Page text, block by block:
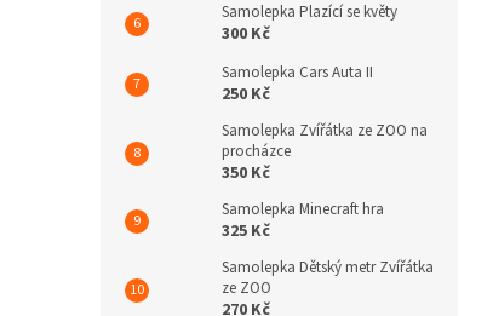
Samolepka Plazící se květy
300 Kč
Samolepka Cars Auta II
250 Kč
Samolepka Zvířátka ze ZOO na
procházce
350 Kč
Samolepka Minecraft hra
325 Kč
Samolepka Dětský metr Zvířátka
ze ZOO
270 Kč